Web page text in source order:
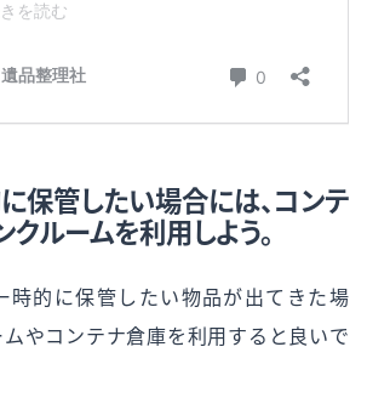
保管したい場合には、コンテ
クルームを利用しよう。
時的に保管したい物品が出てきた場
やコンテナ倉庫を利用すると良いで